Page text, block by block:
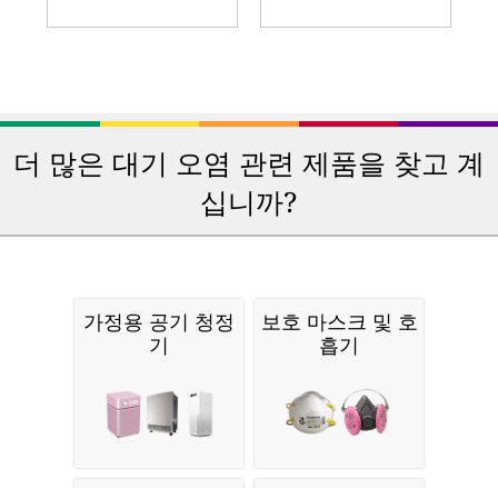
더 많은 대기 오염 관련 제품을 찾고 계
십니까?
가정용 공기 청정
기
보호 마스크 및 호
흡기